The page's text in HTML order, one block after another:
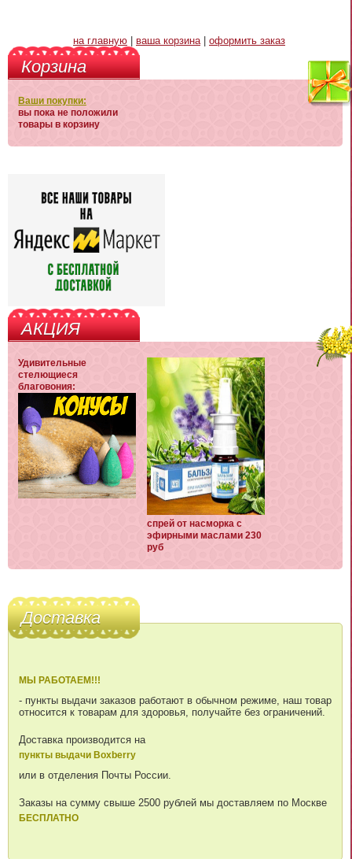
на главную | ваша корзина | оформить заказ
Корзина
Ваши покупки:
вы пока не положили
товары в корзину
АКЦИЯ
Удивительные
стелющиеся
благовония:
спрей от насморка с
эфирными маслами 230
руб
Доставка
МЫ РАБОТАЕМ!!!
- пункты выдачи заказов работают в обычном режиме, наш товар
относится к товарам для здоровья, получайте без ограничений.
Доставка производится на
пункты выдачи Boxberry
или в отделения Почты России.
Заказы на сумму свыше 2500 рублей мы доставляем по Москве
БЕСПЛАТНО